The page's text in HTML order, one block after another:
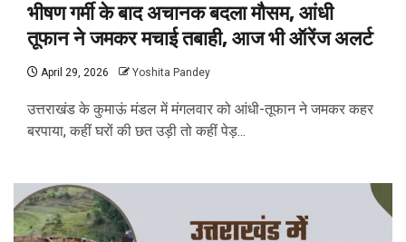
भीषण गर्मी के बाद अचानक बदला मौसम, आंधी
तूफान ने जमकर मचाई तबाही, आज भी ऑरेंज अलर्ट
April 29, 2026 Yoshita Pandey
उत्तराखंड के कुमाऊं मंडल में मंगलवार को आंधी-तूफान ने जमकर कहर
बरपाया, कहीं घरों की छत उड़ी तो कहीं पेड़...